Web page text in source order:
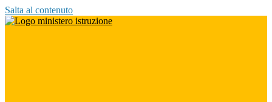
Salta al contenuto